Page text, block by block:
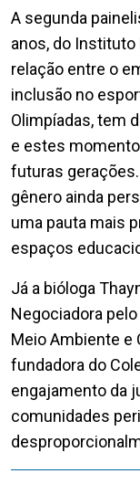
A segunda
anos, do Instituto
relação entre o
inclusão no
Olimpíadas, tem
e estes
futuras
gênero ainda
uma pauta mais
espaços
Já a bióloga
Negociadora
Meio Ambiente e
fundadora do
engajamento da
comunidades